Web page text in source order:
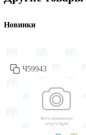
Новинки
Ч59943